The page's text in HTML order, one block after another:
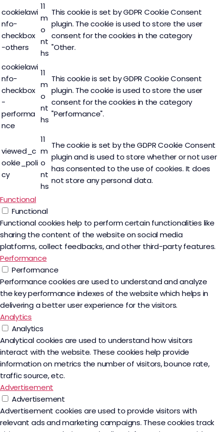
cookielawi
nfo-
checkbox
-others
11
m
o
nt
hs
This cookie is set by GDPR Cookie Consent
plugin. The cookie is used to store the user
consent for the cookies in the category
"Other.
cookielawi
nfo-
checkbox
-
performa
nce
11
m
o
nt
hs
This cookie is set by GDPR Cookie Consent
plugin. The cookie is used to store the user
consent for the cookies in the category
"Performance".
viewed_c
ookie_poli
cy
11
m
o
nt
hs
The cookie is set by the GDPR Cookie Consent
plugin and is used to store whether or not user
has consented to the use of cookies. It does
not store any personal data.
Functional
Functional
Functional cookies help to perform certain functionalities like
sharing the content of the website on social media
platforms, collect feedbacks, and other third-party features.
Performance
Performance
Performance cookies are used to understand and analyze
the key performance indexes of the website which helps in
delivering a better user experience for the visitors.
Analytics
Analytics
Analytical cookies are used to understand how visitors
interact with the website. These cookies help provide
information on metrics the number of visitors, bounce rate,
traffic source, etc.
Advertisement
Advertisement
Advertisement cookies are used to provide visitors with
relevant ads and marketing campaigns. These cookies track